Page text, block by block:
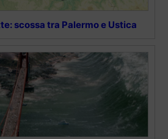
scossa tra Palermo e Ustica